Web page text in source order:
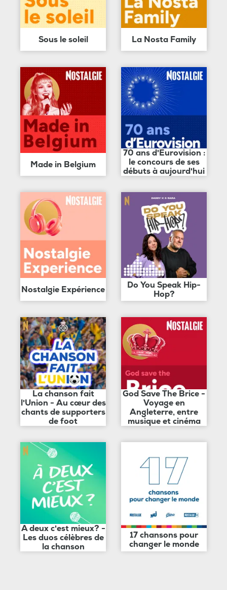
Sous le soleil La Nosta Family
Made in Belgium
70 ans d'Eurovision :
le concours de ses
débuts à aujourd'hui
Nostalgie Expérience
Do You Speak Hip-
Hop?
La chanson fait
l'Union - Au cœur des
chants de supporters
de foot
God Save The Brice -
Voyage en
Angleterre, entre
musique et cinéma
A deux c'est mieux? -
Les duos célèbres de
la chanson
17 chansons pour
changer le monde